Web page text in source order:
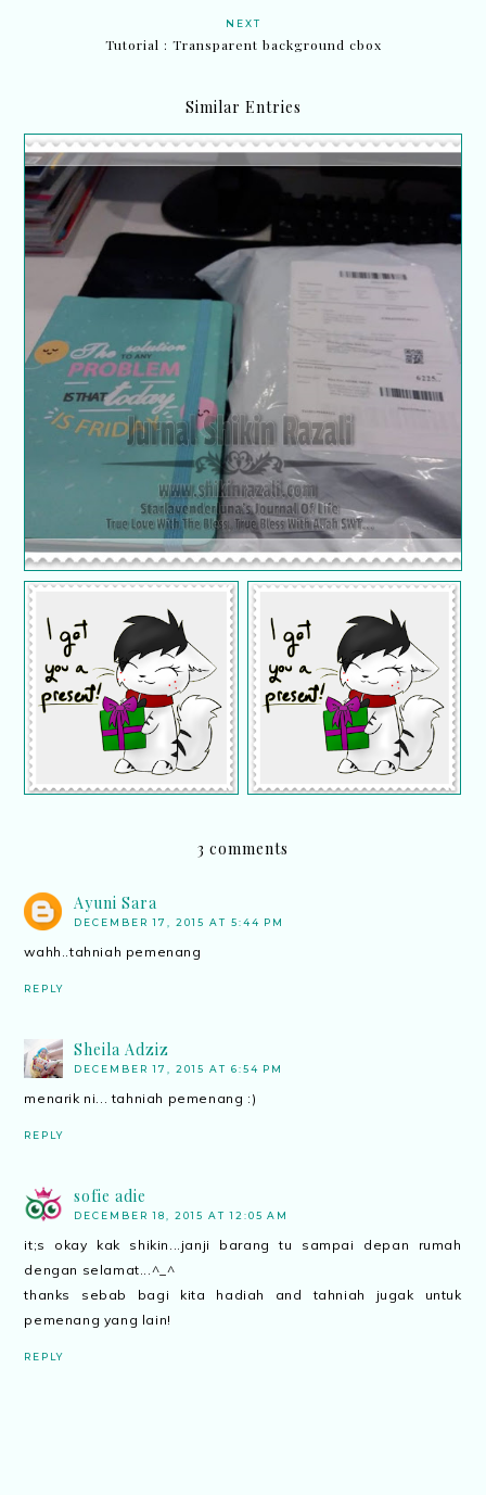
NEXT
Tutorial : Transparent background cbox
Similar Entries
Akhirnya, misteri bungkusan Shopee baru-baru
nie dapat dirungkai
Alhamdulillah, hadiah
GA daripada Kak Sha
dah sampai
Alhamdulillah, rezeki
menang GA..
3 comments
Ayuni Sara
DECEMBER 17, 2015 AT 5:44 PM
wahh..tahniah pemenang
REPLY
Sheila Adziz
DECEMBER 17, 2015 AT 6:54 PM
menarik ni... tahniah pemenang :)
REPLY
sofie adie
DECEMBER 18, 2015 AT 12:05 AM
it;s okay kak shikin...janji barang tu sampai depan rumah
dengan selamat...^_^
thanks sebab bagi kita hadiah and tahniah jugak untuk
pemenang yang lain!
REPLY